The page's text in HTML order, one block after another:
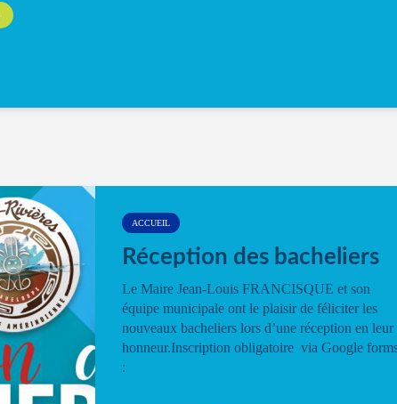
ACCUEIL
Réception des bacheliers
Le Maire Jean-Louis FRANCISQUE et son
équipe municipale ont le plaisir de féliciter les
nouveaux bacheliers lors d’une réception en leur
honneur.Inscription obligatoire via Google
: